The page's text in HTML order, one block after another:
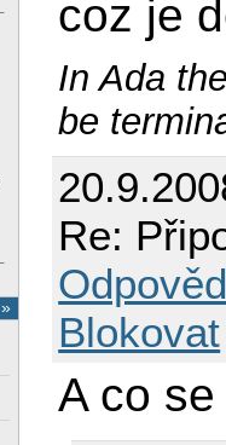
coz je
In Ada
be
Re:
Blokovat
A co